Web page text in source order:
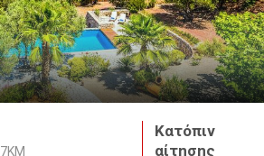
7KM
Κατόπιν
αίτησης